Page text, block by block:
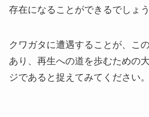
存在になることができるでしょう
クワガタに遭遇することが、こ
あり、再生への道を歩むための
ジであると捉えてみてください。